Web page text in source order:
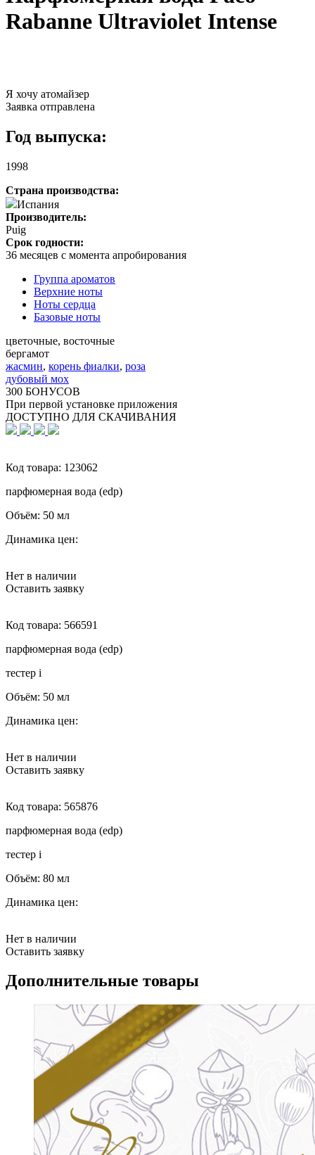
Rabanne Ultraviolet Intense
Я хочу атомайзер
Заявка отправлена
Год выпуска:
1998
Страна производства:
Испания
Производитель:
Puig
Срок годности:
36 месяцев с момента апробирования
Группа ароматов
Верхние ноты
Ноты сердца
Базовые ноты
цветочные, восточные
бергамот
жасмин, корень фиалки, роза
дубовый мох
300 БОНУСОВ
При первой установке приложения
ДОСТУПНО ДЛЯ СКАЧИВАНИЯ
Код товара: 123062
парфюмерная вода (edp)
Объём: 50 мл
Динамика цен:
Нет в наличии
Оставить заявку
Код товара: 566591
парфюмерная вода (edp)
тестер i
Объём: 50 мл
Динамика цен:
Нет в наличии
Оставить заявку
Код товара: 565876
парфюмерная вода (edp)
тестер i
Объём: 80 мл
Динамика цен:
Нет в наличии
Оставить заявку
Дополнительные товары